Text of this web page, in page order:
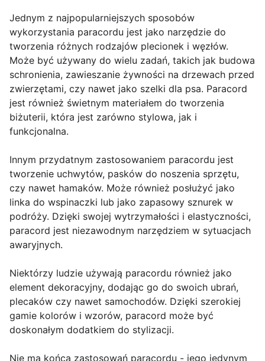
Jednym z najpopularniejszych sposobów
wykorzystania paracordu jest jako narzędzie do
tworzenia różnych rodzajów plecionek i węzłów.
Może być używany do wielu zadań, takich jak budowa
schronienia, zawieszanie żywności na drzewach przed
zwierzętami, czy nawet jako szelki dla psa. Paracord
jest również świetnym materiałem do tworzenia
biżuterii, która jest zarówno stylowa, jak i
funkcjonalna.
Innym przydatnym zastosowaniem paracordu jest
tworzenie uchwytów, pasków do noszenia sprzętu,
czy nawet hamaków. Może również posłużyć jako
linka do wspinaczki lub jako zapasowy sznurek w
podróży. Dzięki swojej wytrzymałości i elastyczności,
paracord jest niezawodnym narzędziem w sytuacjach
awaryjnych.
Niektórzy ludzie używają paracordu również jako
element dekoracyjny, dodając go do swoich ubrań,
plecaków czy nawet samochodów. Dzięki szerokiej
gamie kolorów i wzorów, paracord może być
doskonałym dodatkiem do stylizacji.
Nie ma końca zastosowań paracordu - jego jedynym